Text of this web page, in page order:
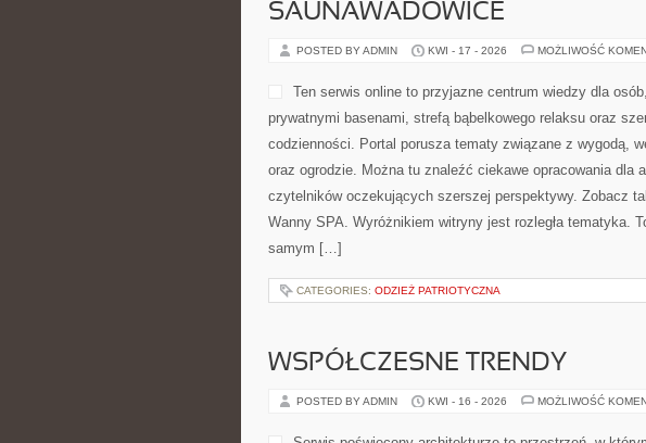
SAUNAWADOWICE
POSTED BY ADMIN KWI - 17 - 2026 MOŻLIWOŚĆ
Ten serwis online to przyjazne centrum wiedzy dla
prywatnymi basenami, strefą bąbelkowego relaksu oraz
codzienności. Portal porusza tematy związane z wygodą,
oraz ogrodzie. Można tu znaleźć ciekawe opracowania dla
czytelników oczekujących szerszej perspektywy. Zobacz
Wanny SPA. Wyróżnikiem witryny jest rozległa tematyka.
samym […]
CATEGORIES: ODZIEŻ PATRIOTYCZNA
WSPÓŁCZESNE TRENDY
POSTED BY ADMIN KWI - 16 - 2026 MOŻLIWOŚĆ